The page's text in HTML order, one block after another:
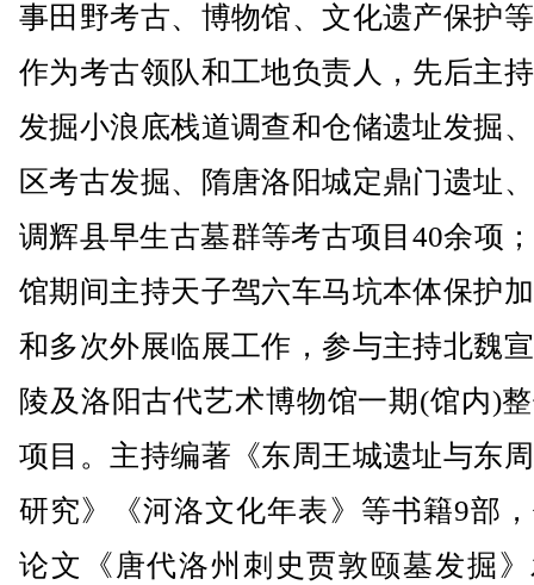
事田野考古、博物馆、文化遗产保护
作为考古领队和工地负责人，先后主
发掘小浪底栈道调查和仓储遗址发掘
区考古发掘、隋唐洛阳城定鼎门遗址
调辉县早生古墓群等考古项目40余项
馆期间主持天子驾六车马坑本体保护
和多次外展临展工作，参与主持北魏
陵及洛阳古代艺术博物馆一期(馆内)
项目。主持编著《东周王城遗址与东
研究》《河洛文化年表》等书籍9部
论文《唐代洛州刺史贾敦颐墓发掘